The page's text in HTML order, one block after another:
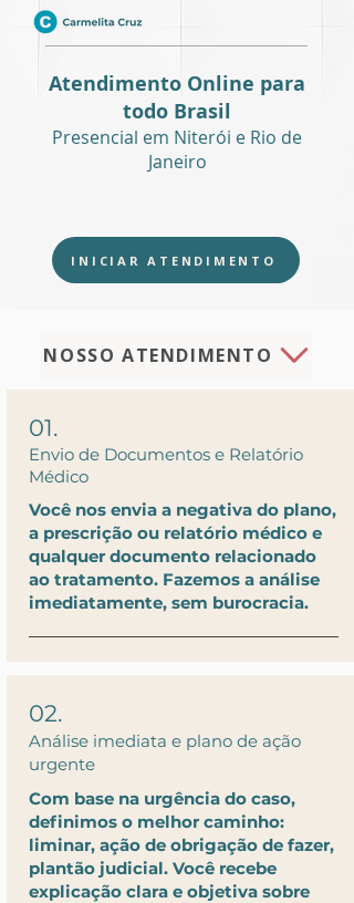
Atendimento Online para
todo Brasil
Presencial em Niterói e Rio de
Janeiro
INICIAR ATENDIMENTO
NOSSO ATENDIMENTO
01.
Envio de Documentos e Relatório
Médico
Você nos envia a negativa do plano,
a prescrição ou relatório médico e
qualquer documento relacionado
ao tratamento. Fazemos a análise
imediatamente, sem burocracia.
02.
Análise imediata e plano de ação
urgente
Com base na urgência do caso,
definimos o melhor caminho:
liminar, ação de obrigação de fazer,
plantão judicial. Você recebe
explicação clara e objetiva sobre